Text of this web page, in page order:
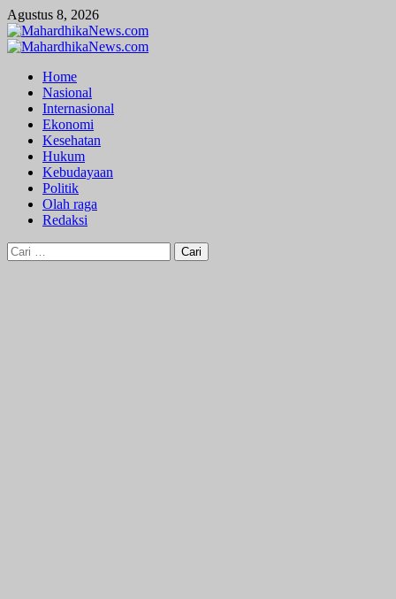
Skip
to
content
Agustus 8, 2026
Primary
Home
Nasional
Internasional
Ekonomi
Kesehatan
Hukum
Kebudayaan
Politik
Olah raga
Redaksi
Cari
untuk: